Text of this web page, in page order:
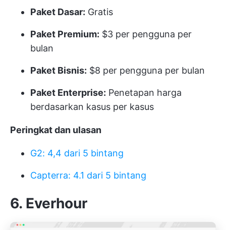
Paket Dasar: Gratis
Paket Premium: $3 per pengguna per
bulan
Paket Bisnis: $8 per pengguna per bulan
Paket Enterprise: Penetapan harga
berdasarkan kasus per kasus
Peringkat dan ulasan
G2: 4,4 dari 5 bintang
Capterra: 4.1 dari 5 bintang
6. Everhour